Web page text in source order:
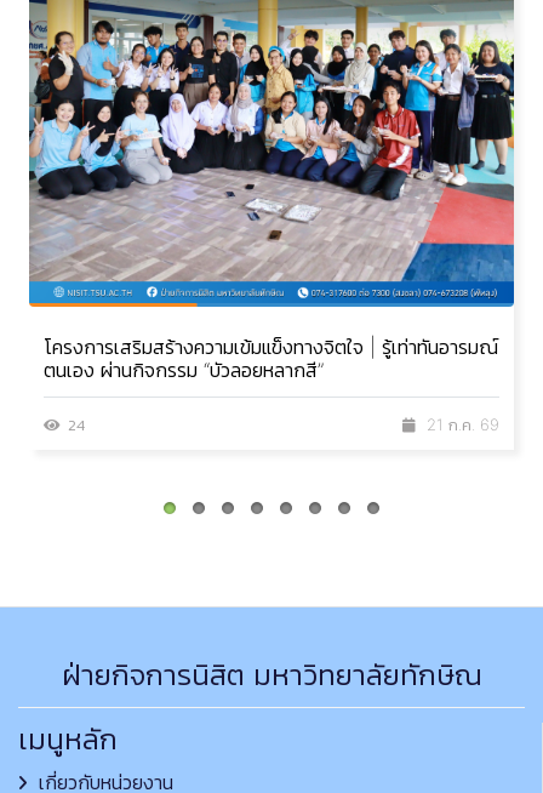
โครงการเสริมสร้างความเข้มแข็งทางจิตใจ | รู้เท่าทันอารมณ์
ตนเอง ผ่านกิจกรรม “บัวลอยหลากสี”
24 21 ก.ค. 69
ฝ่ายกิจการนิสิต มหาวิทยาลัยทักษิณ
เมนูหลัก
เกี่ยวกับหน่วยงาน